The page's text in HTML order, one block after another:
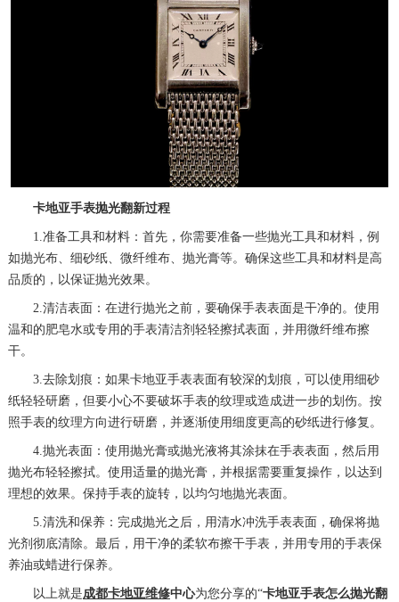
卡地亚手表抛光翻新过程
1.准备工具和材料：首先，你需要准备一些抛光工具和材料，例
如抛光布、细砂纸、微纤维布、抛光膏等。确保这些工具和材料是高
品质的，以保证抛光效果。
2.清洁表面：在进行抛光之前，要确保手表表面是干净的。使用
温和的肥皂水或专用的手表清洁剂轻轻擦拭表面，并用微纤维布擦
干。
3.去除划痕：如果卡地亚手表表面有较深的划痕，可以使用细砂
纸轻轻研磨，但要小心不要破坏手表的纹理或造成进一步的划伤。按
照手表的纹理方向进行研磨，并逐渐使用细度更高的砂纸进行修复。
4.抛光表面：使用抛光膏或抛光液将其涂抹在手表表面，然后用
抛光布轻轻擦拭。使用适量的抛光膏，并根据需要重复操作，以达到
理想的效果。保持手表的旋转，以均匀地抛光表面。
5.清洗和保养：完成抛光之后，用清水冲洗手表表面，确保将抛
光剂彻底清除。最后，用干净的柔软布擦干手表，并用专用的手表保
养油或蜡进行保养。
以上就是成都卡地亚维修中心为您分享的“卡地亚手表怎么抛光翻